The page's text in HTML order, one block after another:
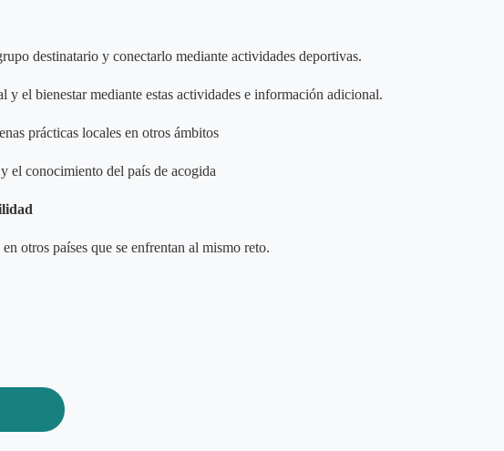
destinatario y conectarlo mediante actividades deportivas.
y el bienestar mediante estas actividades e información adicional.
prácticas locales en otros ámbitos
el conocimiento del país de acogida
otros países que se enfrentan al mismo reto.